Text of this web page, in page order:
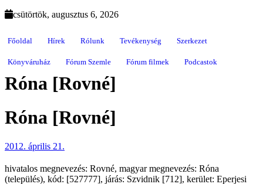
csütörtök, augusztus 6, 2026
Főoldal Hírek Rólunk Tevékenység Szerkezet
Könyváruház Fórum Szemle Fórum filmek Podcastok
Róna [Rovné]
Róna [Rovné]
2012. április 21.
hivatalos megnevezés: Rovné, magyar megnevezés: Róna
(település), kód: [527777], járás: Szvidnik [712], kerület: Eperjesi